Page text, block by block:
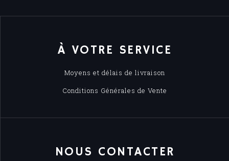
À VOTRE SERVICE
Moyens et délais de livraison
Conditions Générales de Vente
NOUS CONTACTER